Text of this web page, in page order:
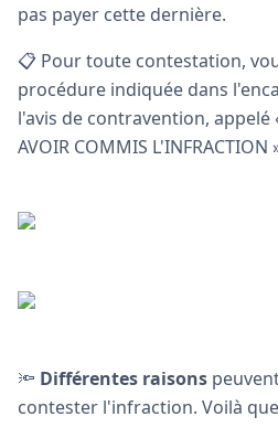
pas payer cette dernière.
📋 Pour toute contestation,
procédure indiquée dans
l'avis de contravention, appelé
AVOIR COMMIS L'INFRACTION
🔦 Différentes raisons
contester l'infraction. Voilà